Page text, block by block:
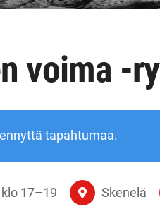
voima -
tapahtumaa.
klo 17–19 Skenelä